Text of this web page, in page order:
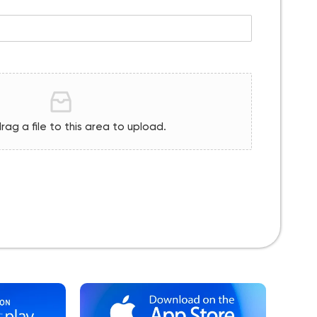
a file to this area to upload.